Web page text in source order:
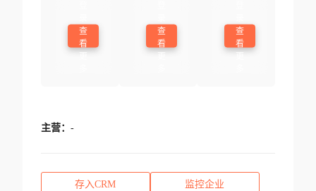
查
看
查
看
查
看
主营： -
存入CRM 监控企业